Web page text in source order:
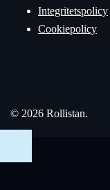
Integritetspolicy
Cookiepolicy
© 2026 Rollistan.